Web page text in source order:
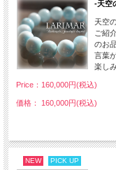
-天空
天空
ご紹
のお
言葉
楽し
Price：160,000円(税込)
価格： 160,000円(税込)
NEW PICK UP